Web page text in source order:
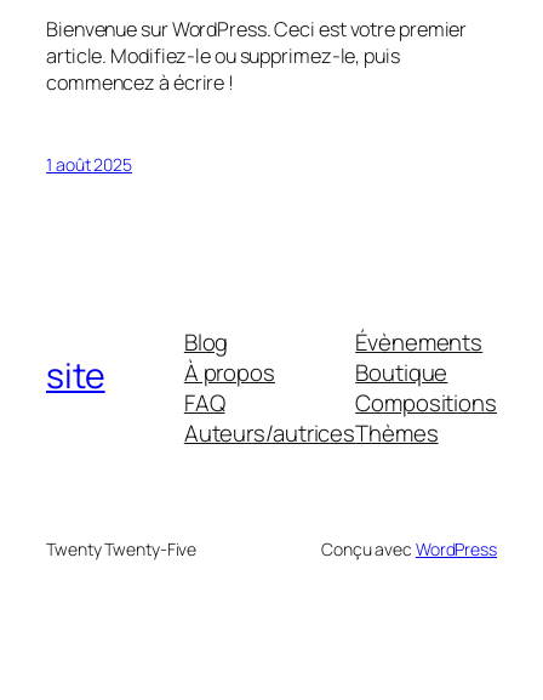
Bienvenue sur WordPress. Ceci est votre premier
article. Modifiez-le ou supprimez-le, puis
commencez à écrire !
1 août 2025
site
Blog
À propos
FAQ
Auteurs/autrices
Évènements
Boutique
Compositions
Thèmes
Twenty Twenty-Five Conçu avec WordPress